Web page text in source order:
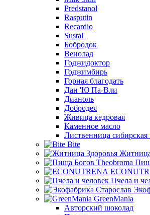
Predstanol
Rasputin
Recardio
Sustal'
Бобродок
Венолад
Годжидоктор
Годжимбирь
Горная благодать
Дан 'Ю Па-Вли
Дианоль
Добродея
Живица кедровая
Каменное масло
Лиственница сибирская
Bite
Пчела и
GreenMania
Авторский шоколад